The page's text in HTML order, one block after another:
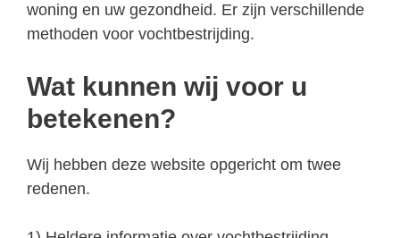
woning en uw gezondheid. Er zijn verschillende
methoden voor vochtbestrijding.
Wat kunnen wij voor u
betekenen?
Wij hebben deze website opgericht om twee
redenen.